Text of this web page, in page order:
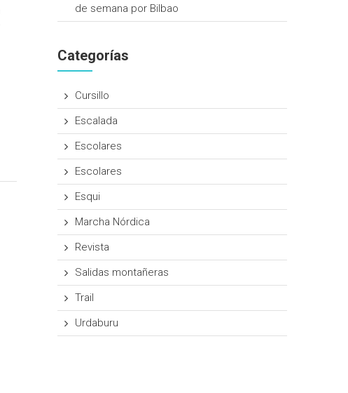
de semana por Bilbao
Categorías
Cursillo
Escalada
Escolares
Escolares
Esqui
Marcha Nórdica
Revista
Salidas montañeras
Trail
Urdaburu